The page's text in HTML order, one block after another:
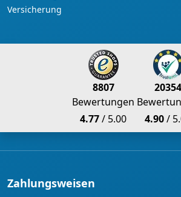
Versicherung
8807
Bewertungen
4.77/ 5.00
20354
4.90/
Zahlungsweisen